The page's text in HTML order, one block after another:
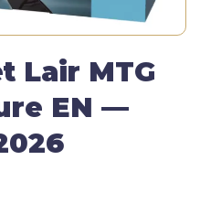
Lair MTG
EN —